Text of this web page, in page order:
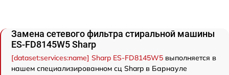
Замена сетевого фильтра стиральной машины
ES-FD8145W5 Sharp
[dataset:services:name] Sharp ES-FD8145W5 выполняется в
нашем специализированном сц Sharp в Барнауле